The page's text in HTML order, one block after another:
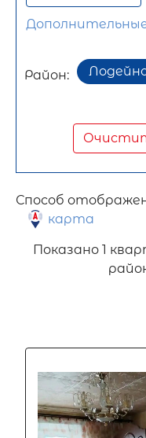
Район:
Способ
карта
Показано 1